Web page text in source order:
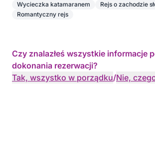
Wycieczka katamaranem
Rejs o zachodzie
Romantyczny rejs
Czy znalazłeś wszystkie informacje
dokonania rezerwacji?
Tak, wszystko w porządku/Nie,